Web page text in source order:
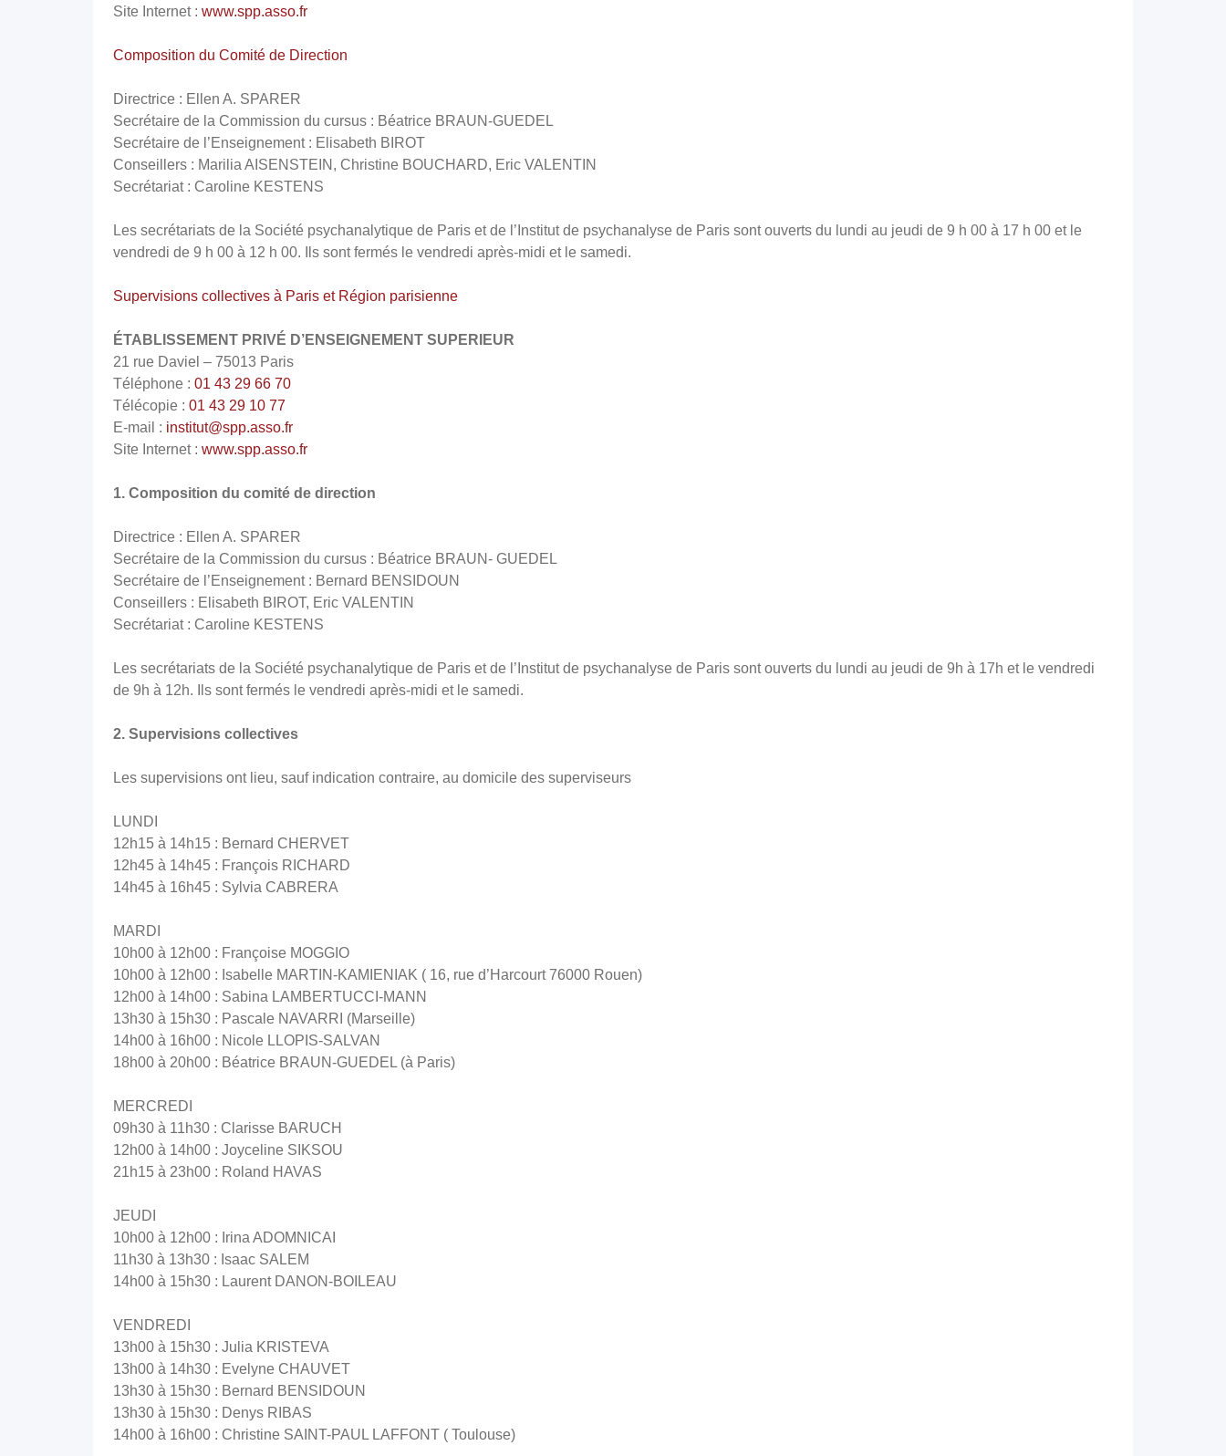
Site Internet : www.spp.asso.fr
Composition du Comité de Direction
Directrice : Ellen A. SPARER
Secrétaire de la Commission du cursus : Béatrice BRAUN-GUEDEL
Secrétaire de l’Enseignement : Elisabeth BIROT
Conseillers : Marilia AISENSTEIN, Christine BOUCHARD, Eric VALENTIN
Secrétariat : Caroline KESTENS
Les secrétariats de la Société psychanalytique de Paris et de l’Institut de psychanalyse de Paris sont ouverts du lundi au jeudi de 9 h 00 à 17 h 00 et le
vendredi de 9 h 00 à 12 h 00. Ils sont fermés le vendredi après-midi et le samedi.
Supervisions collectives à Paris et Région parisienne
ÉTABLISSEMENT PRIVÉ D’ENSEIGNEMENT SUPERIEUR
21 rue Daviel – 75013 Paris
Téléphone : 01 43 29 66 70
Télécopie : 01 43 29 10 77
E-mail : institut@spp.asso.fr
Site Internet : www.spp.asso.fr
1. Composition du comité de direction
Directrice : Ellen A. SPARER
Secrétaire de la Commission du cursus : Béatrice BRAUN- GUEDEL
Secrétaire de l’Enseignement : Bernard BENSIDOUN
Conseillers : Elisabeth BIROT, Eric VALENTIN
Secrétariat : Caroline KESTENS
Les secrétariats de la Société psychanalytique de Paris et de l’Institut de psychanalyse de Paris sont ouverts du lundi au jeudi de 9h à 17h et le vendredi
de 9h à 12h. Ils sont fermés le vendredi après-midi et le samedi.
2. Supervisions collectives
Les supervisions ont lieu, sauf indication contraire, au domicile des superviseurs
LUNDI
12h15 à 14h15 : Bernard CHERVET
12h45 à 14h45 : François RICHARD
14h45 à 16h45 : Sylvia CABRERA
MARDI
10h00 à 12h00 : Françoise MOGGIO
10h00 à 12h00 : Isabelle MARTIN-KAMIENIAK ( 16, rue d’Harcourt 76000 Rouen)
12h00 à 14h00 : Sabina LAMBERTUCCI-MANN
13h30 à 15h30 : Pascale NAVARRI (Marseille)
14h00 à 16h00 : Nicole LLOPIS-SALVAN
18h00 à 20h00 : Béatrice BRAUN-GUEDEL (à Paris)
MERCREDI
09h30 à 11h30 : Clarisse BARUCH
12h00 à 14h00 : Joyceline SIKSOU
21h15 à 23h00 : Roland HAVAS
JEUDI
10h00 à 12h00 : Irina ADOMNICAI
11h30 à 13h30 : Isaac SALEM
14h00 à 15h30 : Laurent DANON-BOILEAU
VENDREDI
13h00 à 15h30 : Julia KRISTEVA
13h00 à 14h30 : Evelyne CHAUVET
13h30 à 15h30 : Bernard BENSIDOUN
13h30 à 15h30 : Denys RIBAS
14h00 à 16h00 : Christine SAINT-PAUL LAFFONT ( Toulouse)